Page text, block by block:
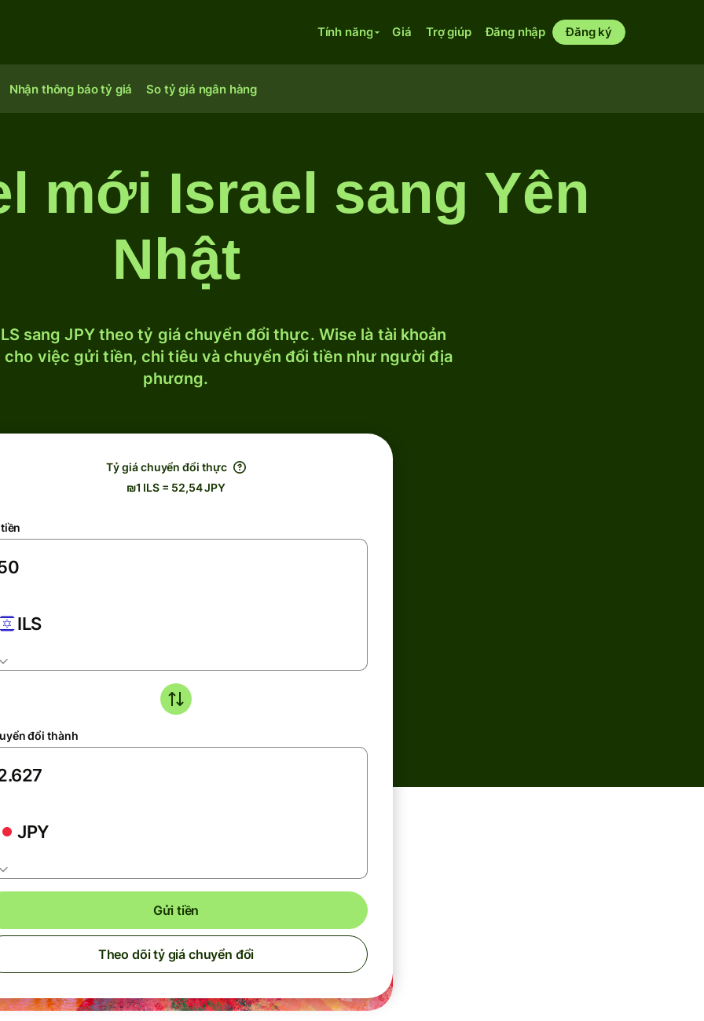
Tính năng Giá Trợ giúp Đăng nhập Đăng ký
Nhận thông báo tỷ giá So tỷ giá ngân hàng
mới Israel sang Yên
Nhật
sang JPY theo tỷ giá chuyển đổi thực. Wise là tài khoản
việc gửi tiền, chi tiêu và chuyển đổi tiền như người địa
phương.
Tỷ giá chuyển đổi thực
₪1 ILS = 52,54 JPY
ILS
đổi thành
JPY
Gửi tiền
Theo dõi tỷ giá chuyển đổi